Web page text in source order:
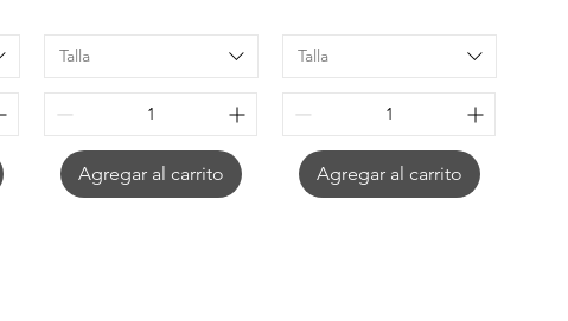
Talla
Agregar al carrito
Talla
Agregar al carrito